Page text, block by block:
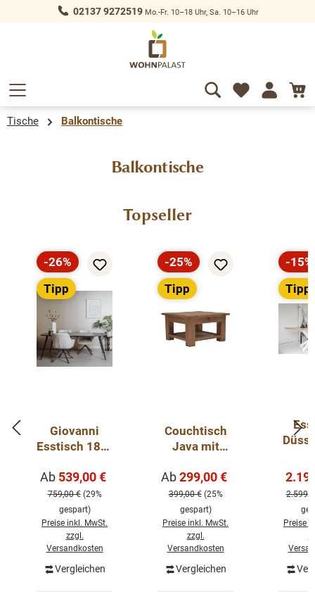
springen 02137 9272519Mo.-Fr. 10–18 Uhr, Sa. 10–16 Uhr
Tische Balkontische
Balkontische
Produktgalerie überspringen
Topseller
Rabatt
-26%
Tipp
Giovanni
Esstisch 180-
Mango Holz
Metallbeine
Verkaufspreis:
Ab 539,00 €
Regulärer Preis:
759,00 € (29%
gespart)
Preise inkl. MwSt.
zzgl.
Versandkosten
Vergleichen
Rabatt
-25%
Tipp
Couchtisch
Java mit
aus
recyceltem
Teak
Verkaufspreis:
Ab299,00 €
Regulärer Preis:
399,00 € (25%
gespart)
Preise inkl. MwSt.
zzgl.
Versandkosten
Vergleichen
-15%
Tipp
Preise